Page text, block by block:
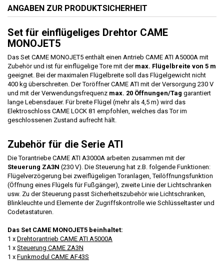
ANGABEN ZUR PRODUKTSICHERHEIT
Set für einflügeliges Drehtor CAME
MONOJET5
Das Set CAME MONOJET5 enthält einen Antrieb CAME ATI A5000A mit
Zubehör und ist für einflügelige Tore mit der max. Flügelbreite von 5 m
geeignet. Bei der maximalen Flügelbreite soll das Flügelgewicht nicht
400 kg überschreiten. Der Toröffner CAME ATI mit der Versorgung 230 V
und mit der Verwendungsfrequenz max. 20 Öffnungen/Tag garantiert
lange Lebensdauer. Für breite Flügel (mehr als 4,5 m) wird das
Elektroschloss CAME LOCK 81 empfohlen, welches das Tor im
geschlossenen Zustand aufrecht hält.
Zubehör für die Serie ATI
Die Torantriebe CAME ATI A3000A arbeiten zusammen mit der
Steuerung ZA3N (230 V). Die Steuerung hat z.B. folgende Funktionen:
Flügelverzögerung bei zweiflügeligen Toranlagen, Teilöffnungsfunktion
(Öffnung eines Flügels für Fußgänger), zweite Linie der Lichtschranken
usw. Zu der Steuerung passt Sicherheitszubehör wie Lichtschranken,
Blinkleuchte und Elemente der Zugriffskontrolle wie Schlüsseltaster und
Codetastaturen.
Das Set CAME MONOJET5 beinhaltet:
1 x Drehtorantrieb CAME ATI A5000A
1 x Steuerung CAME ZA3N
1 x Funkmodul CAME AF43S